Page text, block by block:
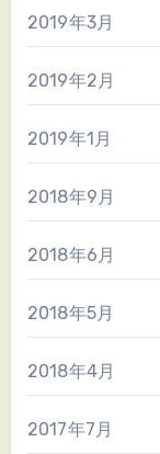
2019年3月
2019年2月
2019年1月
2018年9月
2018年6月
2018年5月
2018年4月
2017年7月